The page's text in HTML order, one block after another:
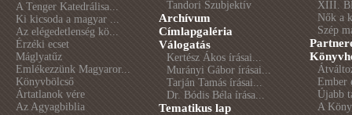
A Tenger Katedrálisa...
Ki kicsoda a magyar ...
Az elégedetlenség kö...
Érzéki ecset
Máglyatűz
Emlékezzünk Magyaror...
Könyvbölcső
Ártatlanok vére
Az Agyagbiblia
Tandori Szubjektív
Archívum
Címlapgaléria
Válogatás
Kertész Ákos írásai...
Murányi Gábor írásai...
Tarján Tamás írásai...
Dr. Bódis Béla írása...
Tematikus lap
XIII.
Nők a
Szép
Ember
Újabb
A